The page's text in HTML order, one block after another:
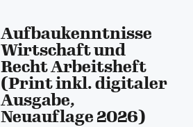
Aufbaukenntnisse
Wirtschaft und
Recht Arbeitsheft
(Print inkl. digitaler
Ausgabe,
Neuauflage 2026)